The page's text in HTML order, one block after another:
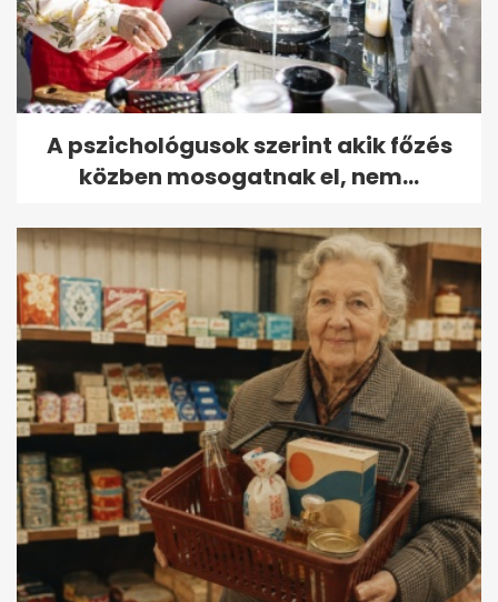
A pszichológusok szerint akik főzés
közben mosogatnak el, nem...